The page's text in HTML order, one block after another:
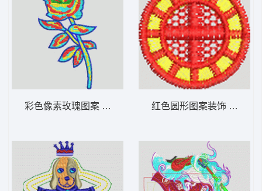
彩色像素玫瑰图案 靓花 红色圆形图案装饰 男装 章